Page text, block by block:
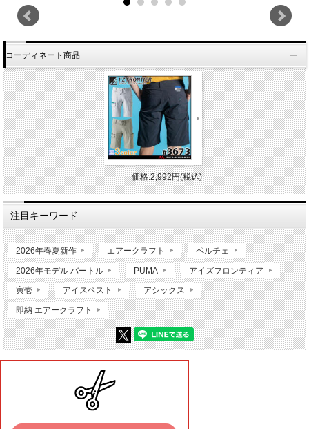
コーディネート商品
価格:2,992円(税込)
注目キーワード
2026年春夏新作 エアークラフト ペルチェ
2026年モデル バートル PUMA アイズフロンティア
寅壱 アイスベスト アシックス
即納 エアークラフト